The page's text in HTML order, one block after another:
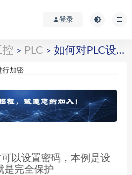
登录
控 > PLC > 如何对PLC设备和程序进行加密
行加密
以设置密码，本例是设
是完全保护